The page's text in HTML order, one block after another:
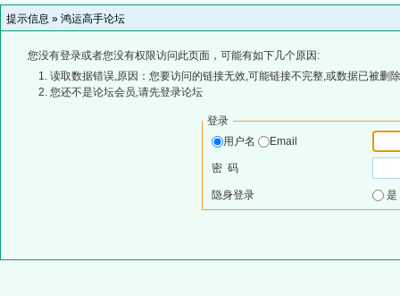
提示信息 » 鸿运高手论坛
您没有登录或者您没有权限访问此页面，可能有如下几个原因:
读取数据错误,原因：您要访问的链接无效,可能链接不完整,或数据已被删
您还不是论坛会员,请先登录论坛
登录
用户名
Email
密 码
隐身登录